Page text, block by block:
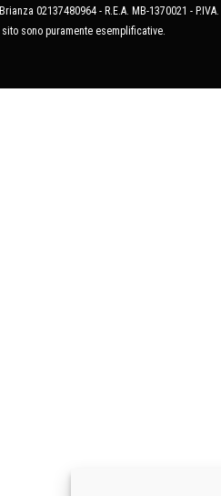
02137480964 - R.E.A. MB-1370021 -
sono puramente esemplificative.